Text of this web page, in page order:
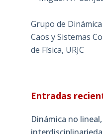
Grupo de
Caos y Sistemas
de Física, URJC
Entradas
Dinámica no